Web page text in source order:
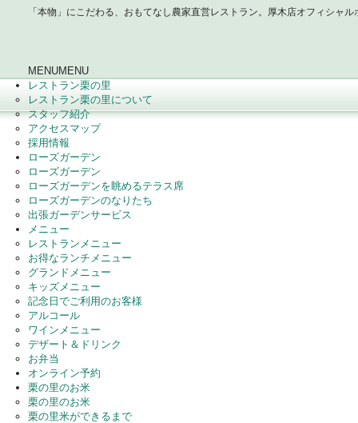
「本物」にこだわる、おもてなし農家直営レストラン。厚木店オフィシャル
MENUMENU
レストラン栗の里
レストラン栗の里について
スタッフ紹介
アクセスマップ
採用情報
ローズガーデン
ローズガーデン
ローズガーデンを眺めるテラス席
ローズガーデンのなりたち
出張ガーデンサービス
メニュー
レストランメニュー
お得なランチメニュー
グランドメニュー
キッズメニュー
記念日でご利用のお客様
アルコール
ワインメニュー
デザート＆ドリンク
お弁当
オンライン予約
栗の里のお米
栗の里のお米
栗の里米ができるまで